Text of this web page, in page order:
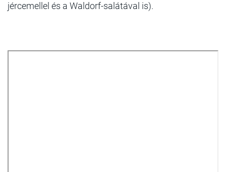
jércemellel és a Waldorf-salátával is).